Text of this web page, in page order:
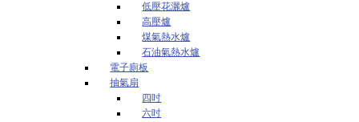
低壓花灑爐
高壓爐
煤氣熱水爐
石油氣熱水爐
電子廁板
抽氣扇
四吋
六吋